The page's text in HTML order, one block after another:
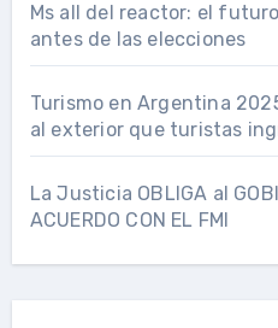
Ms all del reactor: el
antes de las elecciones
Turismo en Argentina
al exterior que turistas
La Justicia OBLIGA al
ACUERDO CON EL FMI